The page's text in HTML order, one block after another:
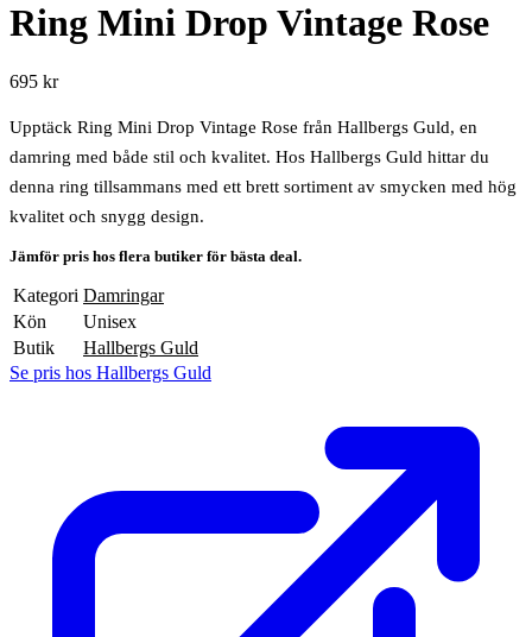
Ring Mini Drop Vintage Rose
695 kr
Upptäck Ring Mini Drop Vintage Rose från Hallbergs Guld, en
damring med både stil och kvalitet. Hos Hallbergs Guld hittar du
denna ring tillsammans med ett brett sortiment av smycken med hög
kvalitet och snygg design.
Jämför pris hos flera butiker för bästa deal.
Kategori Damringar
Kön
Unisex
Butik
Hallbergs Guld
Se pris hos Hallbergs Guld